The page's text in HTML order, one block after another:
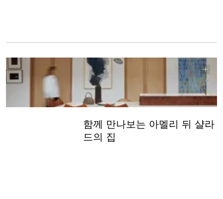
함께 만나보는 아멜리 뒤 샬라
드의 집